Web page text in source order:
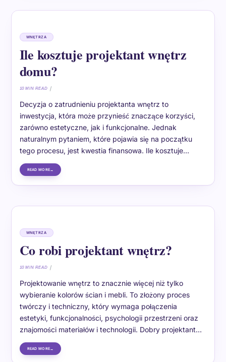
WNĘTRZA
Ile kosztuje projektant wnętrz
domu?
10 MIN READ
Decyzja o zatrudnieniu projektanta wnętrz to
inwestycja, która może przynieść znaczące korzyści,
zarówno estetyczne, jak i funkcjonalne. Jednak
naturalnym pytaniem, które pojawia się na początku
tego procesu, jest kwestia finansowa. Ile kosztuje…
READ MORE
WNĘTRZA
Co robi projektant wnętrz?
10 MIN READ
Projektowanie wnętrz to znacznie więcej niż tylko
wybieranie kolorów ścian i mebli. To złożony proces
twórczy i techniczny, który wymaga połączenia
estetyki, funkcjonalności, psychologii przestrzeni oraz
znajomości materiałów i technologii. Dobry projektant…
READ MORE